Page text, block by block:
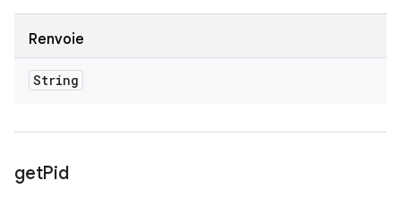
Renvoie
String
getPid